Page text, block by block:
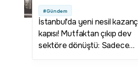
#Gündem
İstanbul'da yeni nesil kazanç
kapısı! Mutfaktan çıkıp dev
sektöre dönüştü: Sadece